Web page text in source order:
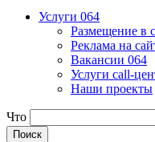
Услуги 064
Размещение в
Реклама на
Вакансии 064
Услуги call-
Наши проекты
Что